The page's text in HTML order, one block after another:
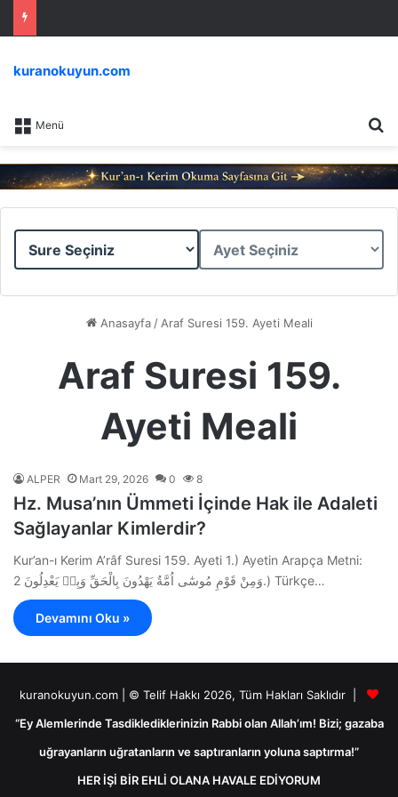
Menü
kuranokuyun.com
Sure
Ayet
Anasayfa / Araf Suresi 159. Ayeti Meali
Araf Suresi 159.
Ayeti Meali
ALPER Mart 29, 2026 0 8
Hz. Musa’nın Ümmeti İçinde Hak ile Adaleti
Sağlayanlar Kimlerdir?
Kur’an-ı Kerim A’râf Suresi 159. Ayeti 1.) Ayetin Arapça Metni:
وَمِنْ قَوْمِ مُوسٰٓى اُمَّةٌ يَهْدُونَ بِالْحَقِّ وَبِه۪ يَعْدِلُونَ 2.) Türkçe…
Devamını Oku »
kuranokuyun.com | © Telif Hakkı 2026, Tüm Hakları Saklıdır |
“Ey Alemlerinde Tasdiklediklerinizin Rabbi olan Allah’ım! Bizi; gazaba
uğrayanların uğratanların ve saptıranların yoluna saptırma!”
HER İŞİ BİR EHLİ OLANA HAVALE EDİYORUM